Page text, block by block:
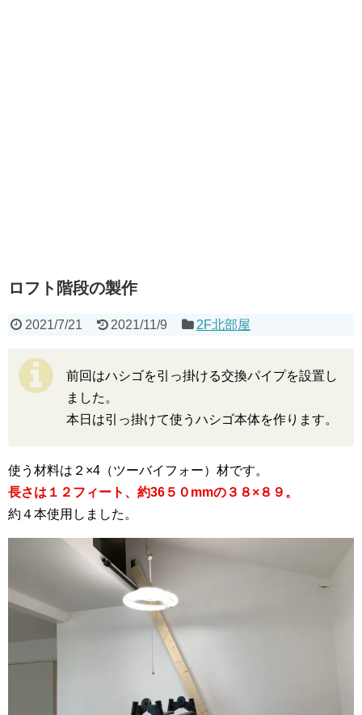
ロフト階段の製作
2021/7/21 2021/11/9 2F北部屋
前回はハシゴを引っ掛ける交換パイプを設置し
ました。
本日は引っ掛けて使うハシゴ本体を作ります。
使う材料は２×4（ツーバイフォー）材です。
長さは１２フィート、約36５０mmの３８×８９。
約４本使用しました。